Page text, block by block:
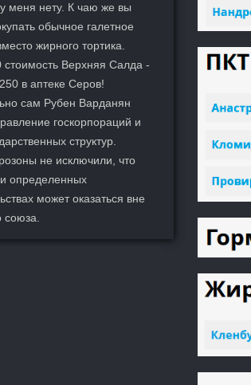
у меня нету. К чаю же вы
обычное галетное
жирного тортика.
стоимость Верхняя Салда -
в аптеке Серов!
сам Рубен Варданян
госкорпораций и
структур.
не исключили, что
определенных
может оказаться вне
союза.